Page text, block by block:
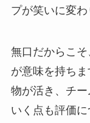
プが笑いに変わ
無口だからこ
が意味を持ち
物が活き、チ
いく点も評価に